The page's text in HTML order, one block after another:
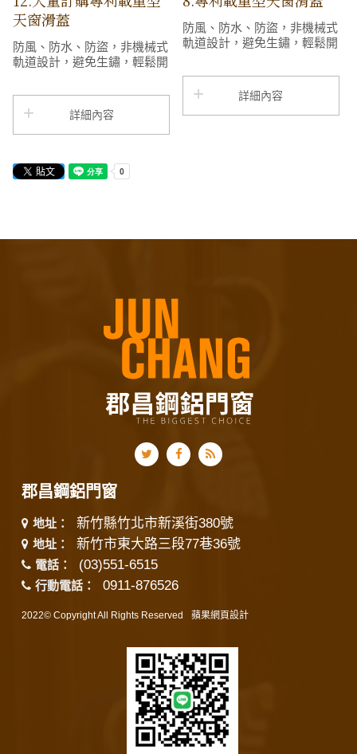
天窗滑蓋
防風、防水、防盜，非機械式
軌道設計，避免生鏽，輕鬆開
造型美觀，快速簡便安裝，風
吹下會比一般白鐵天窗更安靜
詳細內容
防風、防水、防盜，非機械式
軌道設計，避免生鏽，輕鬆開
造型美觀，快速簡便安裝，風
吹下會比一般白鐵天窗更安靜
詳細內容
郡昌鋼鋁門窗
地址： 新竹縣竹北市新溪街380號
地址： 新竹市東大路三段77巷36號
電話： (03)551-6515
行動電話： 0911-876526
2022© Copyright All Rights Reserved 蘋果網頁設計